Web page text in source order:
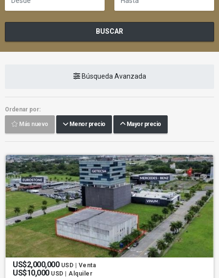
BUSCAR
Búsqueda Avanzada
Ordenar por:
Más nuevo Menor precio Mayor precio
US$2,000,000 USD | Venta
US$10,000 USD | Alquiler